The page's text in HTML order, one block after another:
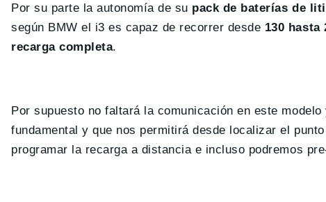
Por su parte la autonomía de su pack de baterías de
según BMW el i3 es capaz de recorrer desde 130 hasta
recarga completa.
Por supuesto no faltará la comunicación en este
fundamental y que nos permitirá desde localizar el
programar la recarga a distancia e incluso podremos